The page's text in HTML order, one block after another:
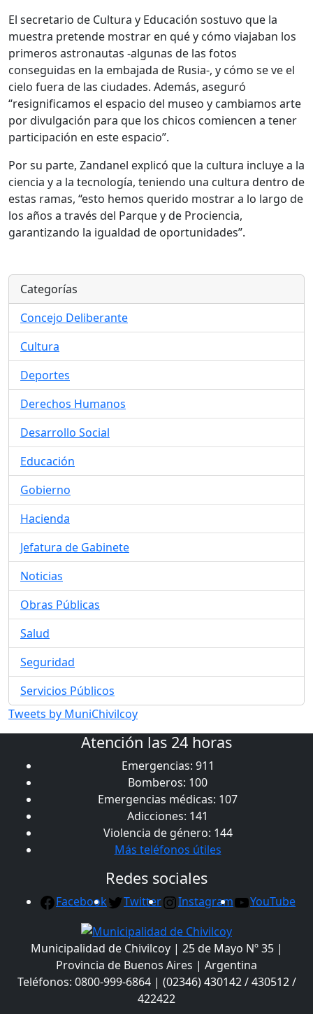
El secretario de Cultura y Educación sostuvo que la
muestra pretende mostrar en qué y cómo viajaban los
primeros astronautas -algunas de las fotos
conseguidas en la embajada de Rusia-, y cómo se ve el
cielo fuera de las ciudades. Además, aseguró
“resignificamos el espacio del museo y cambiamos arte
por divulgación para que los chicos comiencen a tener
participación en este espacio”.
Por su parte, Zandanel explicó que la cultura incluye a la
ciencia y a la tecnología, teniendo una cultura dentro de
estas ramas, “esto hemos querido mostrar a lo largo de
los años a través del Parque y de Prociencia,
garantizando la igualdad de oportunidades”.
Categorías
Concejo Deliberante
Cultura
Deportes
Derechos Humanos
Desarrollo Social
Educación
Gobierno
Hacienda
Jefatura de Gabinete
Noticias
Obras Públicas
Salud
Seguridad
Servicios Públicos
Tweets by MuniChivilcoy
Atención las 24 horas
Emergencias: 911
Bomberos: 100
Emergencias médicas: 107
Adicciones: 141
Violencia de género: 144
Más teléfonos útiles
Redes sociales
Facebook Twitter Instagram YouTube
Municipalidad de Chivilcoy | 25 de Mayo Nº 35 |
Provincia de Buenos Aires | Argentina
Teléfonos: 0800-999-6864 | (02346) 430142 / 430512 /
422422